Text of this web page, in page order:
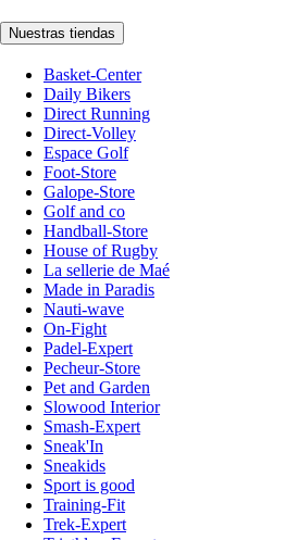
Nuestras tiendas
Basket-Center
Daily Bikers
Direct Running
Direct-Volley
Espace Golf
Foot-Store
Galope-Store
Golf and co
Handball-Store
House of Rugby
La sellerie de Maé
Made in Paradis
Nauti-wave
On-Fight
Padel-Expert
Pecheur-Store
Pet and Garden
Slowood Interior
Smash-Expert
Sneak'In
Sneakids
Sport is good
Training-Fit
Trek-Expert